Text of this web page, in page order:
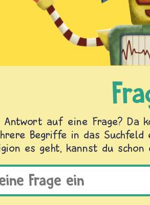
Antwort auf eine Frage? Da
Begriffe in das Suchfeld
es geht, kannst du schon